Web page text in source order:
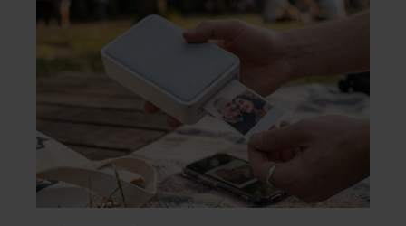
herinneringen op. Daar begon hun leven
samen en werd dochter Lola geboren.